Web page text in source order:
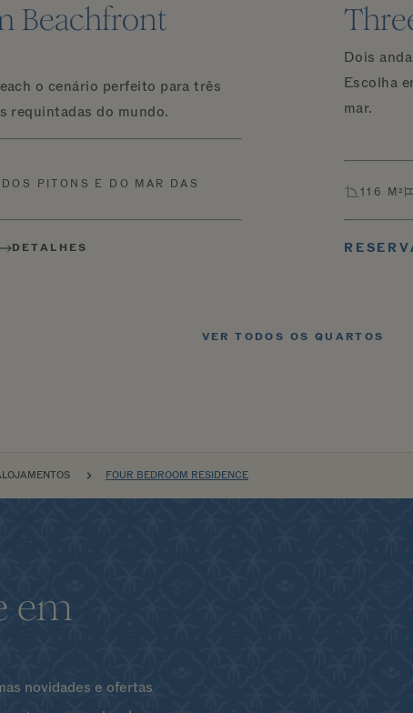
Beachfront
o cenário perfeito para três
requintadas do mundo.
PITONS E DO MAR DAS
DETALHES
Dois
Escolha
mar.
116 M²
VER TODOS OS QUARTOS
FOUR BEDROOM RESIDENCE
em
novidades e ofertas